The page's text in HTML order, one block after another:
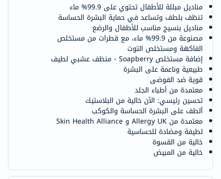
مناديل مبللة للأطفال تحتوي على 99.9% ماء
تنظف بلطف وتساعد في حماية البشرة الحساسة
مناديل بنسيج مناسب للأطفال والرضع
مصنوعة من 99.9% ماء، مع قطرات من مستخلص
الفاكهة ومستخلص التوت
إضافة مستخلص Soapberry - منظف عشبي لطيف
طبيعية وناعمة على البشرة
قوية ضد الفوضى
معتمدة من أطباء الجلد
تحسين رئيسي: الآن خالية من البلاستيك
ألطف على البشرة الحساسة والكوكب
معتمدة من Allergy UK و Skin Health Alliance
لطيفة ومضادة للحساسية
خالية من القسوة
خالية من المبيض